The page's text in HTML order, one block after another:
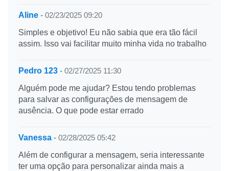
Aline - 02/23/2025 09:20
Simples e objetivo! Eu não sabia que era tão fácil
assim. Isso vai facilitar muito minha vida no trabalho
Pedro 123 - 02/27/2025 11:30
Alguém pode me ajudar? Estou tendo problemas
para salvar as configurações de mensagem de
ausência. O que pode estar errado
Vanessa - 02/28/2025 05:42
Além de configurar a mensagem, seria interessante
ter uma opção para personalizar ainda mais a